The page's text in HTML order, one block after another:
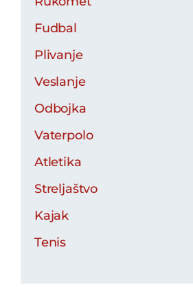
Fudbal
Plivanje
Veslanje
Odbojka
Vaterpolo
Atletika
Streljaštvo
Kajak
Tenis